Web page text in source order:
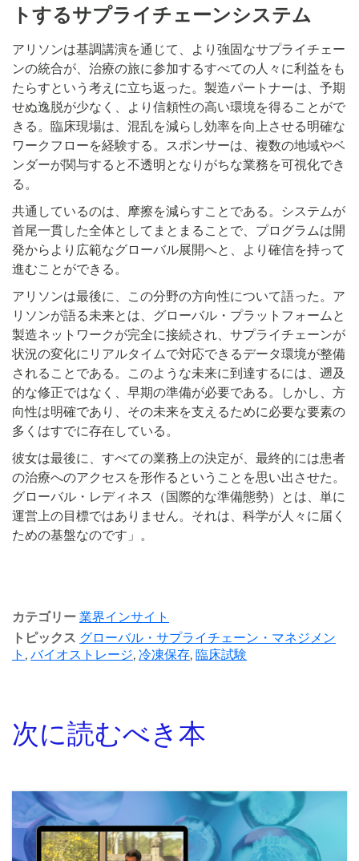
トするサプライチェーンシステム
アリソンは基調講演を通じて、より強固なサプライチェー
ンの統合が、治療の旅に参加するすべての人々に利益をも
たらすという考えに立ち返った。製造パートナーは、予期
せぬ逸脱が少なく、より信頼性の高い環境を得ることがで
きる。臨床現場は、混乱を減らし効率を向上させる明確な
ワークフローを経験する。スポンサーは、複数の地域やベ
ンダーが関与すると不透明となりがちな業務を可視化でき
る。
共通しているのは、摩擦を減らすことである。システムが
首尾一貫した全体としてまとまることで、プログラムは開
発からより広範なグローバル展開へと、より確信を持って
進むことができる。
アリソンは最後に、この分野の方向性について語った。ア
リソンが語る未来とは、グローバル・プラットフォームと
製造ネットワークが完全に接続され、サプライチェーンが
状況の変化にリアルタイムで対応できるデータ環境が整備
されることである。このような未来に到達するには、遡及
的な修正ではなく、早期の準備が必要である。しかし、方
向性は明確であり、その未来を支えるために必要な要素の
多くはすでに存在している。
彼女は最後に、すべての業務上の決定が、最終的には患者
の治療へのアクセスを形作るということを思い出させた。
グローバル・レディネス（国際的な準備態勢）とは、単に
運営上の目標ではありません。それは、科学が人々に届く
ための基盤なのです」。
カテゴリー 業界インサイト
トピックス グローバル・サプライチェーン・マネジメン
ト , バイオストレージ, 冷凍保存, 臨床試験
次に読むべき本